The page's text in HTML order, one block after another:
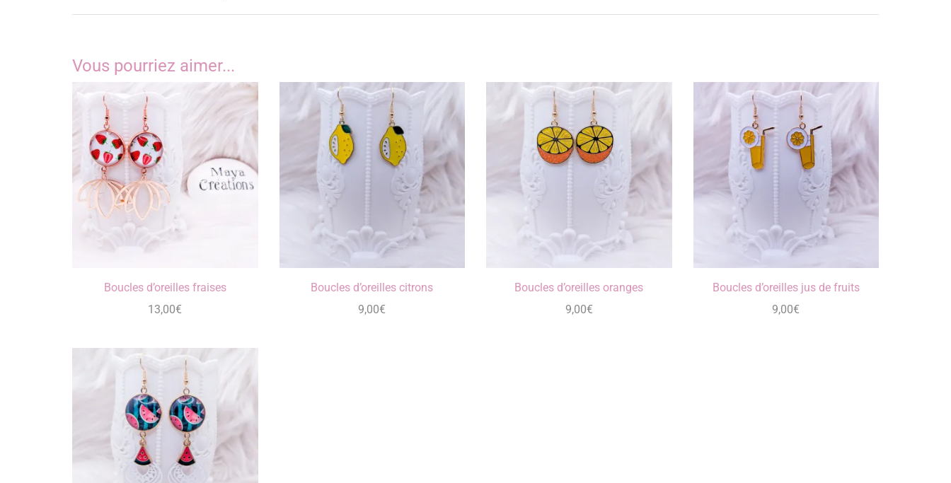
Vous pourriez aimer...
Boucles d’oreilles fraises
13,00€
Boucles d’oreilles citrons
9,00€
Boucles d’oreilles oranges
9,00€
Boucles d’oreilles jus de fruits
9,00€